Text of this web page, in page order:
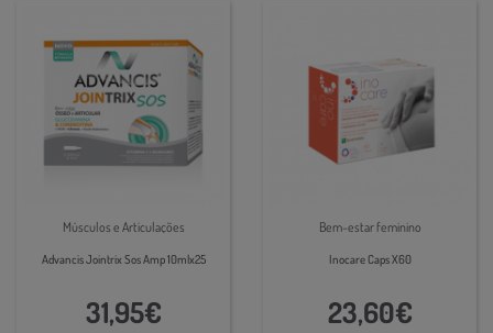
Músculos e Articulações
Advancis Jointrix Sos Amp 10mlx25
31,95€
Bem-estar feminino
Inocare Caps X60
23,60€